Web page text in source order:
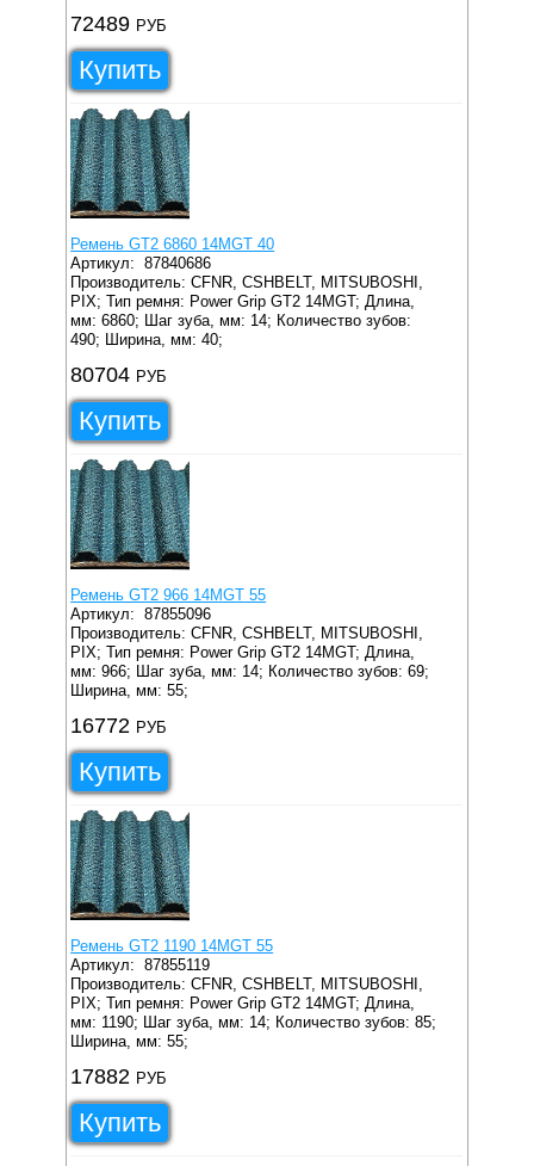
72489 РУБ
Купить
Ремень GT2 6860 14MGT 40
Артикул:87840686
Производитель: CFNR, CSHBELT, MITSUBOSHI,
PIX; Тип ремня: Power Grip GT2 14MGT; Длина,
мм: 6860; Шаг зуба, мм: 14; Количество зубов:
490; Ширина, мм: 40;
80704 РУБ
Купить
Ремень GT2 966 14MGT 55
Артикул:87855096
Производитель: CFNR, CSHBELT, MITSUBOSHI,
PIX; Тип ремня: Power Grip GT2 14MGT; Длина,
мм: 966; Шаг зуба, мм: 14; Количество зубов: 69;
Ширина, мм: 55;
16772 РУБ
Купить
Ремень GT2 1190 14MGT 55
Артикул:87855119
Производитель: CFNR, CSHBELT, MITSUBOSHI,
PIX; Тип ремня: Power Grip GT2 14MGT; Длина,
мм: 1190; Шаг зуба, мм: 14; Количество зубов: 85;
Ширина, мм: 55;
17882 РУБ
Купить